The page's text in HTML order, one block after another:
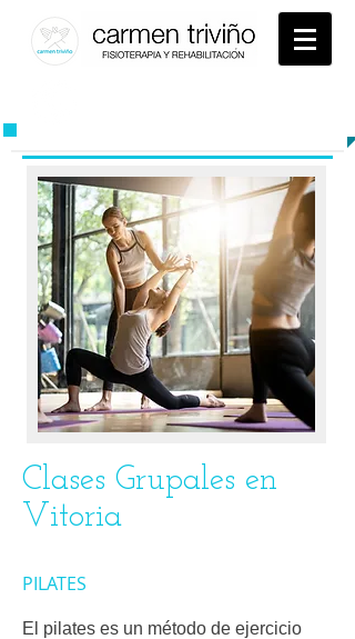
Clases Grupales en
Vitoria​
PILATES
El pilates es un método de ejercicio